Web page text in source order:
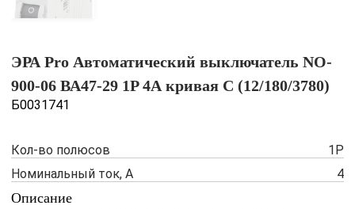
ЭРА Pro Автоматический выключатель NO-
900-06 ВА47-29 1P 4А кривая C (12/180/3780)
Б0031741
Кол-во полюсов
1P
Номинальный ток, А
4
Описание